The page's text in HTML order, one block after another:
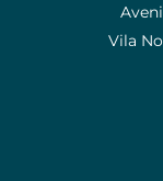
Vila